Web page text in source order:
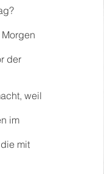
der
weil
im
mit